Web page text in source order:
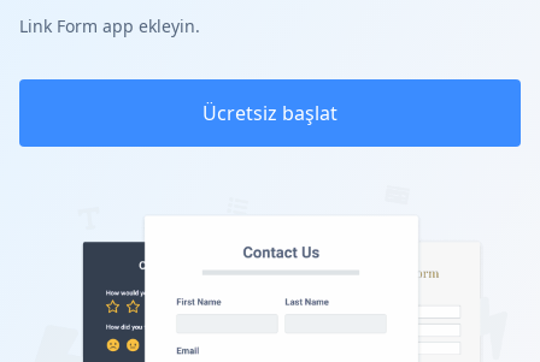
Link Form app ekleyin.
Ücretsiz başlat